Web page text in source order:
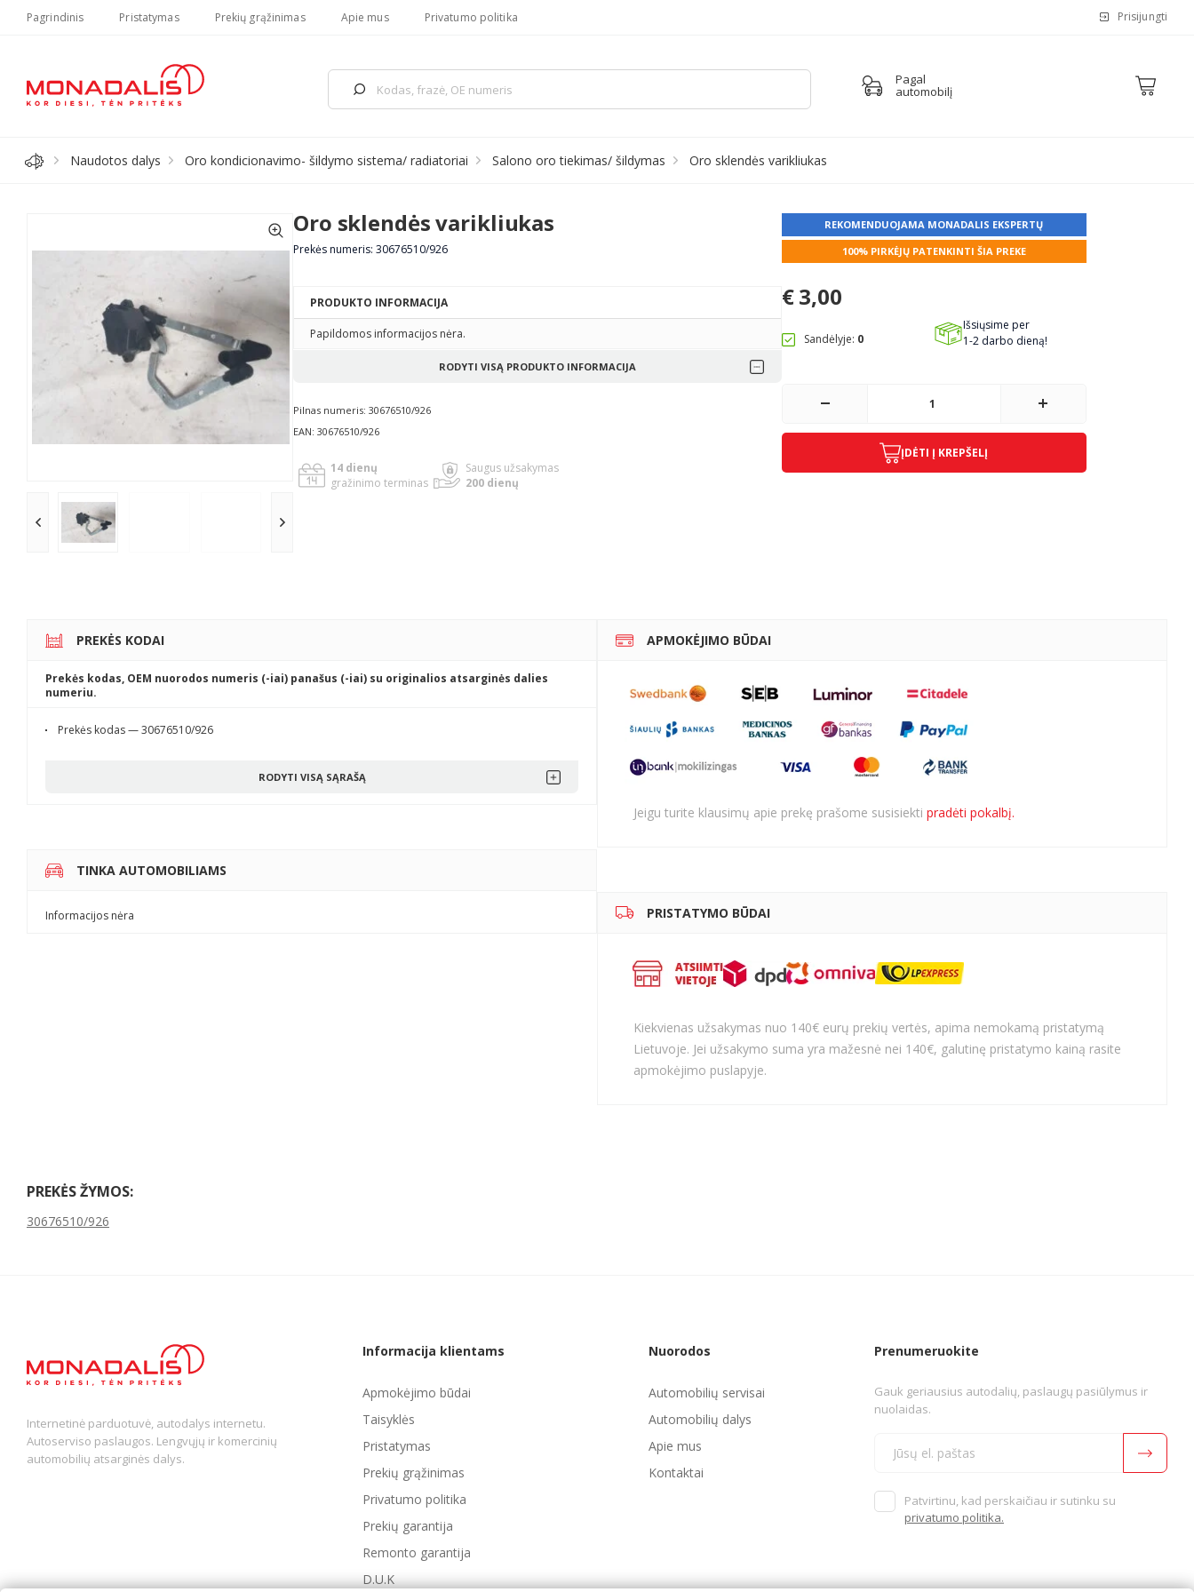
Pagrindinis Pristatymas Prekių grąžinimas Apie mus Privatumo politika Prisijungti
Pagal
automobilį
Naudotos dalys Oro kondicionavimo- šildymo sistema/ radiatoriai Salono oro tiekimas/ šildymas Oro sklendės varikliukas
Oro sklendės varikliukas
Prekės numeris: 30676510/926
PRODUKTO INFORMACIJA
Papildomos informacijos nėra.
RODYTI VISĄ PRODUKTO INFORMACIJA
Pilnas numeris: 30676510/926
EAN: 30676510/926
14 dienų
gražinimo terminas
Saugus užsakymas
200 dienų
REKOMENDUOJAMA MONADALIS EKSPERTŲ
100% PIRKĖJŲ PATENKINTI ŠIA PREKE
€3,00
Sandėlyje: 0
Išsiųsime per
1-2 darbo dieną!
ĮDĖTI Į KREPŠELĮ
PREKĖS KODAI
Prekės kodas, OEM nuorodos numeris (-iai) panašus (-iai) su originalios atsarginės dalies
numeriu.
Prekės kodas — 30676510/926
RODYTI VISĄ SĄRAŠĄ
TINKA AUTOMOBILIAMS
Informacijos nėra
APMOKĖJIMO BŪDAI
Jeigu turite klausimų apie prekę prašome susisiekti pradėti pokalbį.
PRISTATYMO BŪDAI
Kiekvienas užsakymas nuo 140€ eurų prekių vertės, apima nemokamą pristatymą
Lietuvoje. Jei užsakymo suma yra mažesnė nei 140€, galutinę pristatymo kainą rasite
apmokėjimo puslapyje.
PREKĖS ŽYMOS:
30676510/926
Internetinė parduotuvė, autodalys internetu.
Autoserviso paslaugos. Lengvųjų ir komercinių
automobilių atsarginės dalys.
Prenumeruokite
Gauk geriausius autodalių, paslaugų pasiūlymus ir
nuolaidas.
Patvirtinu, kad perskaičiau ir sutinku su
privatumo politika.
Informacija klientams
Apmokėjimo būdai
Taisyklės
Pristatymas
Prekių grąžinimas
Privatumo politika
Prekių garantija
Remonto garantija
D.U.K
Nuorodos
Automobilių servisai
Automobilių dalys
Apie mus
Kontaktai